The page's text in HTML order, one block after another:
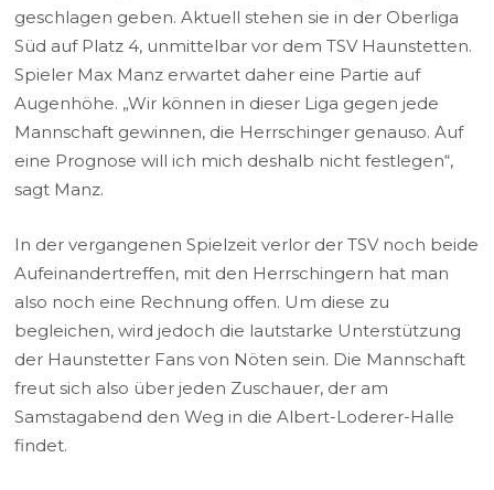
geschlagen geben. Aktuell stehen sie in der Oberliga
Süd auf Platz 4, unmittelbar vor dem TSV Haunstetten.
Spieler Max Manz erwartet daher eine Partie auf
Augenhöhe. „Wir können in dieser Liga gegen jede
Mannschaft gewinnen, die Herrschinger genauso. Auf
eine Prognose will ich mich deshalb nicht festlegen“,
sagt Manz.
In der vergangenen Spielzeit verlor der TSV noch beide
Aufeinandertreffen, mit den Herrschingern hat man
also noch eine Rechnung offen. Um diese zu
begleichen, wird jedoch die lautstarke Unterstützung
der Haunstetter Fans von Nöten sein. Die Mannschaft
freut sich also über jeden Zuschauer, der am
Samstagabend den Weg in die Albert-Loderer-Halle
findet.